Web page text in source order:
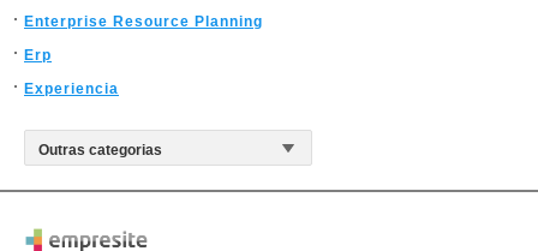
Enterprise Resource Planning
Erp
Experiencia